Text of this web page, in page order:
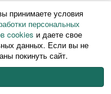
и иллюстраций веб-
разрешения ИФЧ
принимаете условия
персональных
cookies и даете свое
данных. Если вы не
покинуть сайт.